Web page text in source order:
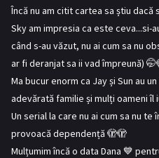
Încă nu am citit cartea sa știu dacă
Sky am impresia ca este ceva...si-
când s-au văzut, nu ai cum sa nu
ar fi deranjat sa ii vad împreună)
Ma bucur enorm ca Jay și Sun au
adevărată familie și mulți oameni
Un serial la care nu ai cum sa nu
provoacă dependență 🫣🫣
Mulțumim încă o data Dana 💙